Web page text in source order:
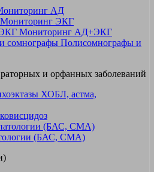
АД
Мониторинг ЭКГ
Мониторинг АД+ЭКГ
Полисомнографы и
и орфанных заболеваний
ХОБЛ, астма,
(БАС, СМА)